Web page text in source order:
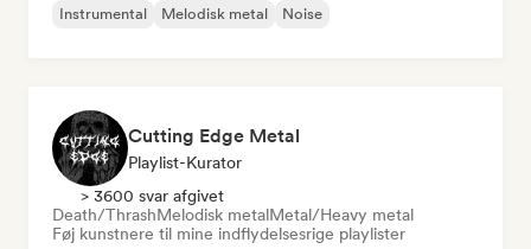
Instrumental Melodisk metal Noise
Cutting Edge Metal
Playlist-Kurator
> 3600 svar afgivet
Death/ThrashMelodisk metalMetal/Heavy metal
Føj kunstnere til mine indflydelsesrige playlister